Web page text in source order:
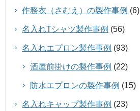
作務衣（さむえ）の製作事例 (6)
名入れTシャツ製作事例 (56)
名入れエプロン製作事例 (93)
酒屋前掛けの製作事例 (22)
防水エプロンの製作事例 (15)
名入れキャップ製作事例 (23)